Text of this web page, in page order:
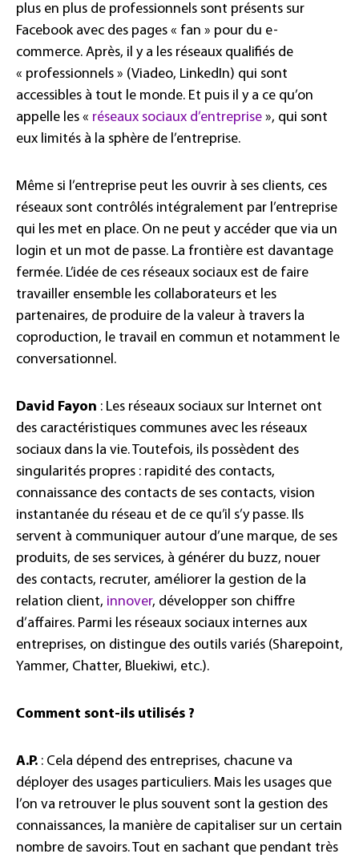
plus en plus de professionnels sont présents sur
Facebook avec des pages « fan » pour du e-
commerce. Après, il y a les réseaux qualifiés de
« professionnels » (Viadeo, LinkedIn) qui sont
accessibles à tout le monde. Et puis il y a ce qu’on
appelle les « réseaux sociaux d’entreprise », qui sont
eux limités à la sphère de l’entreprise.
Même si l’entreprise peut les ouvrir à ses clients, ces
réseaux sont contrôlés intégralement par l’entreprise
qui les met en place. On ne peut y accéder que via un
login et un mot de passe. La frontière est davantage
fermée. L’idée de ces réseaux sociaux est de faire
travailler ensemble les collaborateurs et les
partenaires, de produire de la valeur à travers la
coproduction, le travail en commun et notamment le
conversationnel.
David Fayon : Les réseaux sociaux sur Internet ont
des caractéristiques communes avec les réseaux
sociaux dans la vie. Toutefois, ils possèdent des
singularités propres : rapidité des contacts,
connaissance des contacts de ses contacts, vision
instantanée du réseau et de ce qu’il s’y passe. Ils
servent à communiquer autour d’une marque, de ses
produits, de ses services, à générer du buzz, nouer
des contacts, recruter, améliorer la gestion de la
relation client, innover, développer son chiffre
d’affaires. Parmi les réseaux sociaux internes aux
entreprises, on distingue des outils variés (Sharepoint,
Yammer, Chatter, Bluekiwi, etc.).
Comment sont-ils utilisés ?
A.P. : Cela dépend des entreprises, chacune va
déployer des usages particuliers. Mais les usages que
l’on va retrouver le plus souvent sont la gestion des
connaissances, la manière de capitaliser sur un certain
nombre de savoirs. Tout en sachant que pendant très